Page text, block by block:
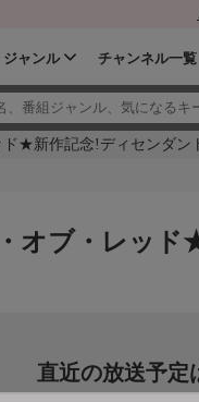
ジャンル チャンネル一覧
★新作記念!ディセンダン
オブ・レッ
直近の放送予定